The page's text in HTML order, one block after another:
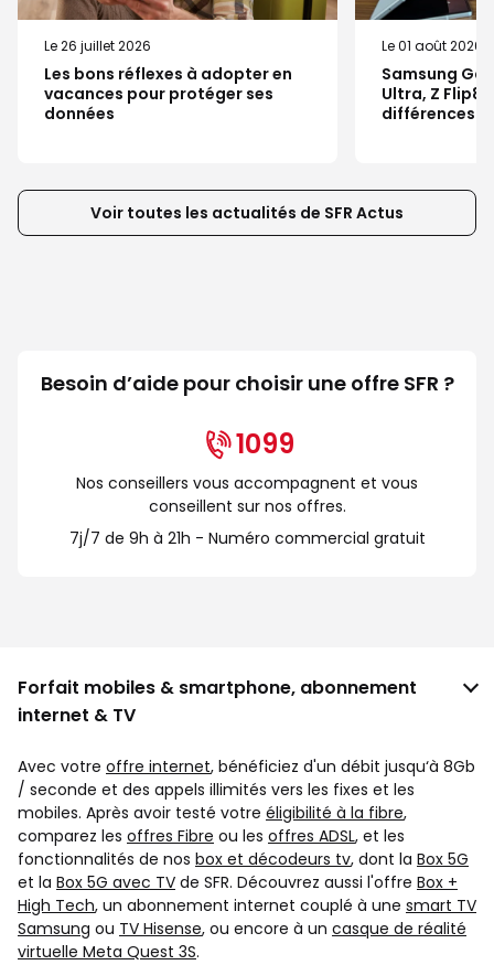
Le 26 juillet 2026
Les bons réflexes à adopter en
vacances pour protéger ses
données
Le 01 août 2026
Samsung
Ultra, Z Flip8
différences ?
Voir toutes les actualités de SFR Actus
Besoin d’aide pour choisir une offre SFR ?
1099
Nos conseillers vous accompagnent et vous
conseillent sur nos offres.
7j/7 de 9h à 21h - Numéro commercial gratuit
Forfait mobiles & smartphone, abonnement
internet & TV
Avec votre offre internet, bénéficiez d'un débit jusqu‘à 8Gb
/ seconde et des appels illimités vers les fixes et les
mobiles. Après avoir testé votre éligibilité à la fibre,
comparez les offres Fibre ou les offres ADSL, et les
fonctionnalités de nos box et décodeurs tv, dont la Box 5G
et la Box 5G avec TV de SFR. Découvrez aussi l'offre Box +
High Tech, un abonnement internet couplé à une smart TV
Samsung ou TV Hisense, ou encore à un casque de réalité
virtuelle Meta Quest 3S.